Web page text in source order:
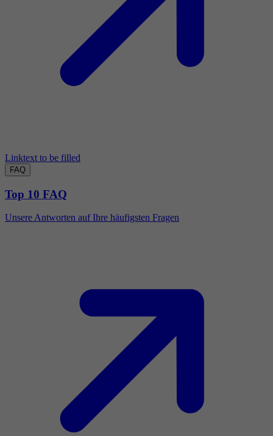
Linktext to be filled
FAQ
Top 10 FAQ
Unsere Antworten auf Ihre häufigsten Fragen